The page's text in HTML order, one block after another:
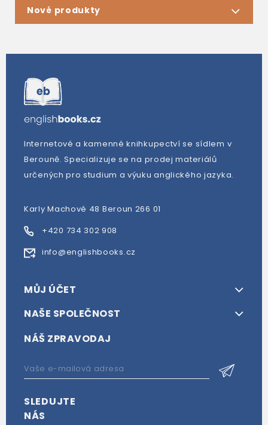
Nové produkty
Internetové a kamenné knihkupectví se sídlem v
Berouně. Specializuje se na prodej materiálů
určených pro studium a výuku anglického jazyka.
Karly Machové 48 Beroun 266 01
+420 734 302 908
info@englishbooks.cz
MŮJ ÚČET
NAŠE SPOLEČNOST
NÁŠ ZPRAVODAJ
SLEDUJTE
NÁS